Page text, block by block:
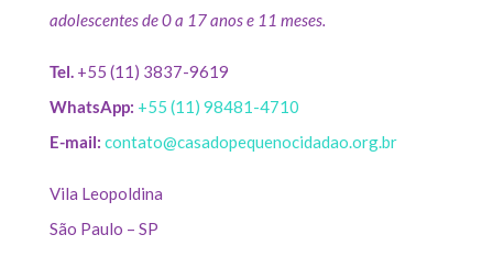
adolescentes de 0 a 17 anos e 11 meses.
Tel.+55 (11) 3837-9619
WhatsApp: +55 (11) 98481-4710
E-mail: contato@casadopequenocidadao.org.br
Vila Leopoldina
São Paulo – SP